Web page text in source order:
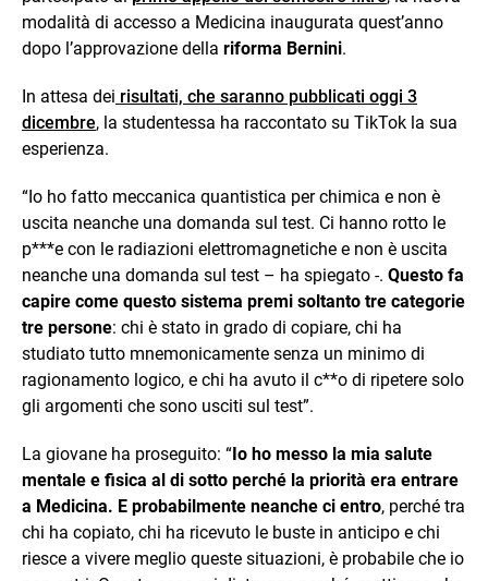
modalità di accesso a Medicina inaugurata quest’anno
dopo l’approvazione della riforma Bernini.
In attesa dei risultati, che saranno pubblicati oggi 3
dicembre, la studentessa ha raccontato su TikTok la sua
esperienza.
“Io ho fatto meccanica quantistica per chimica e non è
uscita neanche una domanda sul test. Ci hanno rotto le
p***e con le radiazioni elettromagnetiche e non è uscita
neanche una domanda sul test – ha spiegato -. Questo fa
capire come questo sistema premi soltanto tre categorie
tre persone: chi è stato in grado di copiare, chi ha
studiato tutto mnemonicamente senza un minimo di
ragionamento logico, e chi ha avuto il c**o di ripetere solo
gli argomenti che sono usciti sul test”.
La giovane ha proseguito: “Io ho messo la mia salute
mentale e fisica al di sotto perché la priorità era entrare
a Medicina. E probabilmente neanche ci entro, perché tra
chi ha copiato, chi ha ricevuto le buste in anticipo e chi
riesce a vivere meglio queste situazioni, è probabile che io